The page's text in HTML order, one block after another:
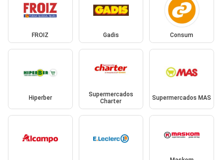
FROIZ Gadis Consum
Hiperber
Supermercados
Charter
Supermercados MAS